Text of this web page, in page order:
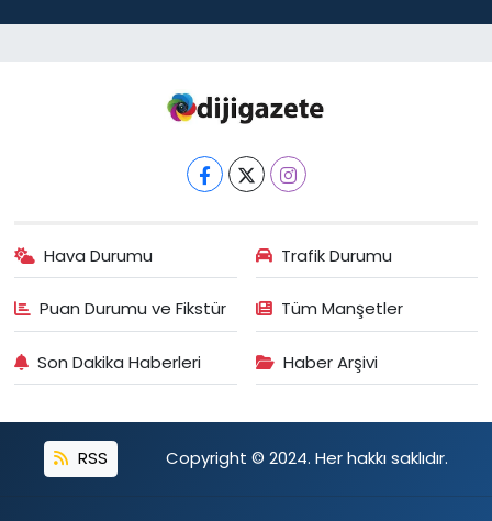
Hava Durumu Trafik Durumu
Puan Durumu ve Fikstür Tüm Manşetler
Son Dakika Haberleri Haber Arşivi
RSS Copyright © 2024. Her hakkı saklıdır.